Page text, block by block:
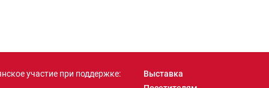
участие при поддержке:
Выставка